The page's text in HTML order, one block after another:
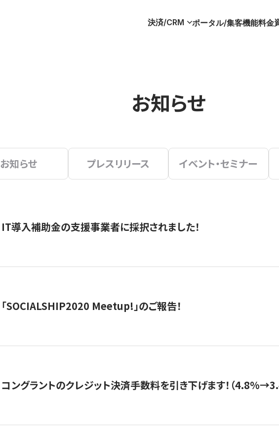
決済/CRM ポータル/集客機能料金
お知らせ
お知らせ プレスリリース イベント・セミナー
IT導入補助金の支援事業者に採択されました！
「SOCIALSHIP2020 Meetup!」のご報告！
コングラントのクレジット決済手数料を引き下げます！（